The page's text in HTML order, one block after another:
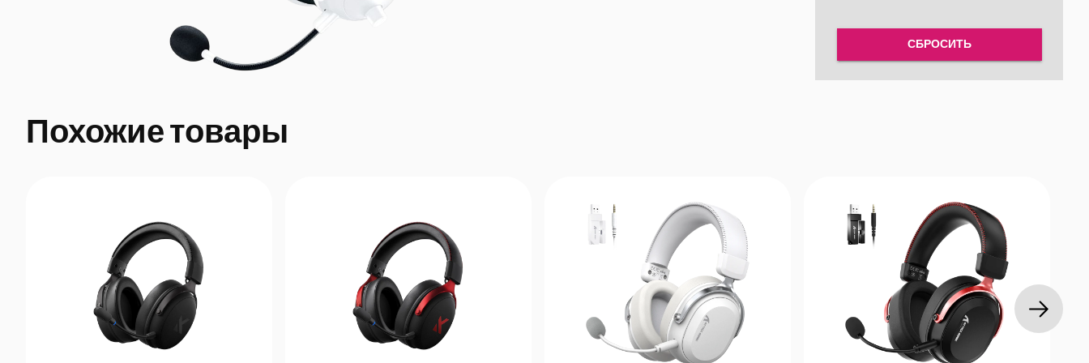
СБРОСИТЬ
Похожие товары